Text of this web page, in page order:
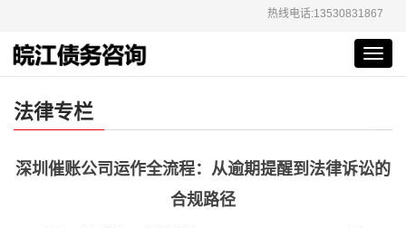
热线电话:13530831867
法律专栏
深圳催账公司运作全流程：从逾期提醒到法律诉讼的
合规路径